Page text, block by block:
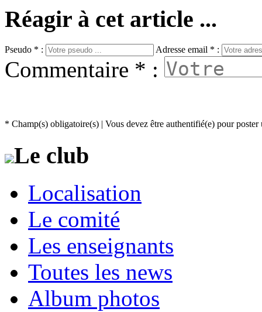
Réagir à cet article ...
Pseudo * : Adresse email * :
Commentaire * :
* Champ(s) obligatoire(s) | Vous devez être authentifié(e) pour
Le club
Localisation
Le comité
Les enseignants
Toutes les news
Album photos